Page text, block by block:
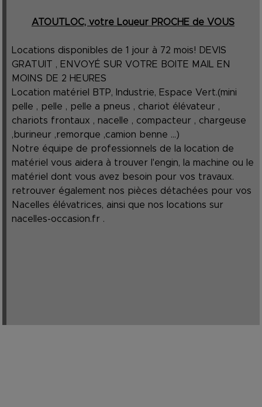
ATOUTLOC, votre Loueur PROCHE de VOUS
Locations disponibles de 1 jour à 72 mois! DEVIS
GRATUIT , ENVOYÉ SUR VOTRE BOITE MAIL EN
MOINS DE 2 HEURES
Location matériel BTP, Industrie, Espace Vert.(mini
pelle , pelle , pelle a pneus , chariot élévateur ,
chariots frontaux , nacelle , compacteur , chargeuse
,burineur ,remorque ,camion benne ...)
Notre équipe de professionnels de la location de
matériel vous aidera à trouver l'engin, la machine ou le
matériel dont vous avez besoin pour vos travaux.
retrouver également nos pièces détachées pour vos
Nacelles élévatrices, ainsi que nos locations sur
nacelles-occasion.fr .